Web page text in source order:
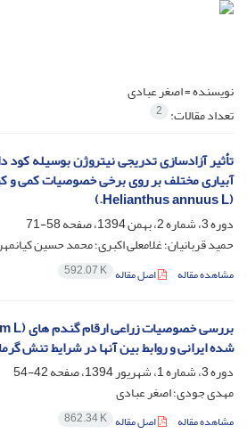
نویسنده =اصغر عبادی
تعداد مقالات: 2
تأثیر آزادسازی تدریجی نیتروژن بوسیله
آبیاری مختلف بر روی برخی خصوصیات کمی و
(Helianthus annuus L.)
دوره 3، شماره 2، بهمن 1394، صفحه
58-71
حمید قربانیان؛ غلامعلی اکبری؛ محمد حسین
مشاهده مقاله اصل مقاله 592.07 K
شده ایرانی و روابط بین آنها در شرایط تنش
دوره 3، شماره 1، شهریور 1394، صفحه
42-54
مهدی جودی؛ اصغر عبادی
مشاهده مقاله اصل مقاله 862.34 K